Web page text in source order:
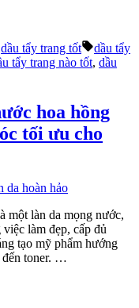
Posted
in
dầu tẩy trang tốt Tags:
dầu tẩy
tẩy trang nào tốt, dầu
hoa hồng
tối ưu cho
một làn da mọng nước,
làm đẹp, cấp đủ
tạo mỹ phẩm hướng
đến toner. …